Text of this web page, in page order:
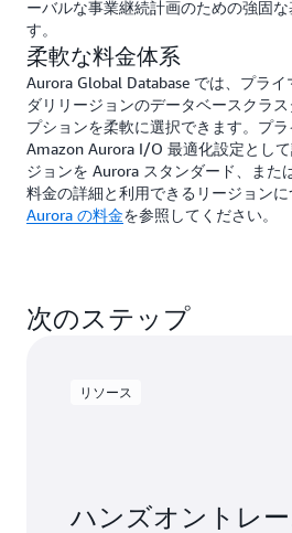
ーバルな事業継続計画のための強固
す。
柔軟な料金体系
Aurora Global Database では、プラ
ダリリージョンのデータベースクラ
プションを柔軟に選択できます。プ
Amazon Aurora I/O 最適化設定とし
ジョンを Aurora スタンダード、また
料金の詳細と利用できるリージョンに
Aurora の料金を参照してください。
次のステップ
リソース
ハンズオントレ